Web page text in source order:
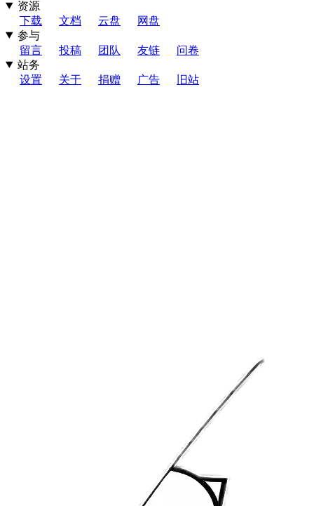
资源
下载
文档 云盘
网盘
参与
留言
投稿 团队 友链
问卷
站务
设置
关于 捐赠 广告 旧站